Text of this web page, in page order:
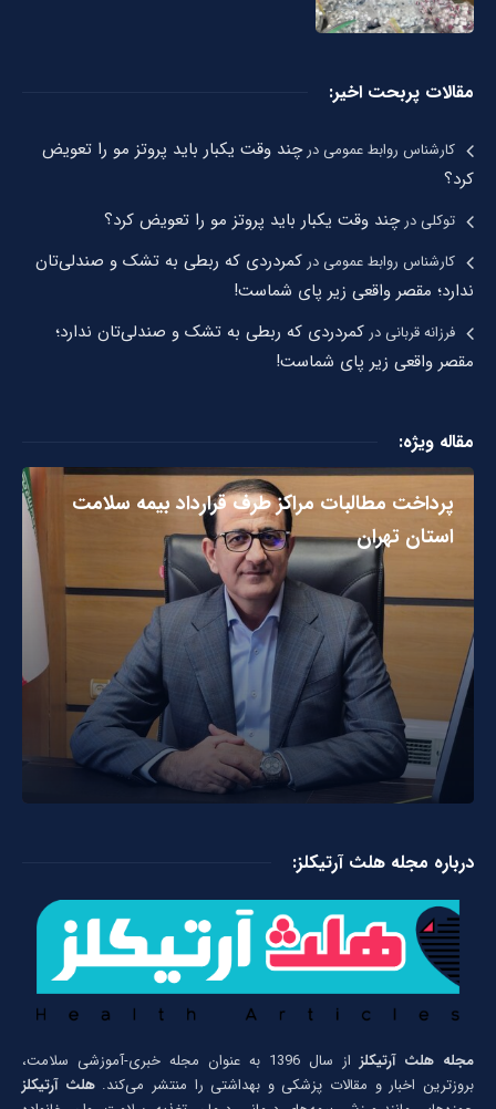
مقالات پربحت اخیر:
کارشناس روابط عمومیدرچند وقت یکبار باید پروتز مو را تعویض
کرد؟
توکلیدرچند وقت یکبار باید پروتز مو را تعویض کرد؟
کارشناس روابط عمومیدر کمردردی که ربطی به تشک و صندلی‌تان
ندارد؛ مقصر واقعی زیر پای شماست!
فرزانه قربانیدر کمردردی که ربطی به تشک و صندلی‌تان ندارد؛
مقصر واقعی زیر پای شماست!
مقاله ویژه:
پرداخت مطالبات مراکز طرف قرارداد بیمه سلامت
استان تهران
درباره مجله هلث آرتیکلز:
مجله هلث آرتیکلز
از سال 1396 به عنوان مجله خبری-آموزشی سلامت،
بروزترین اخبار و مقالات پزشکی و بهداشتی را منتشر می‌کند.هلث آرتیکلز